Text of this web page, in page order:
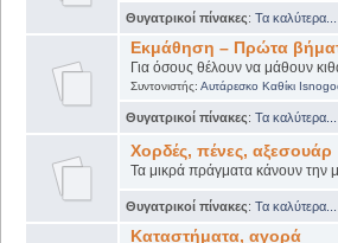
Θυγατρικοί πίνακες: Τα καλύτερα...
Εκμάθηση – Πρώτα
Για όσους θέλουν να μάθουν
Συντονιστής: Αυτάρεσκο Καθίκι
Θυγατρικοί πίνακες: Τα καλύτερα...
Χορδές, πένες, αξεσουάρ
Τα μικρά πράγματα κάνουν την
Θυγατρικοί πίνακες: Τα καλύτερα...
Καταστήματα, αγορά